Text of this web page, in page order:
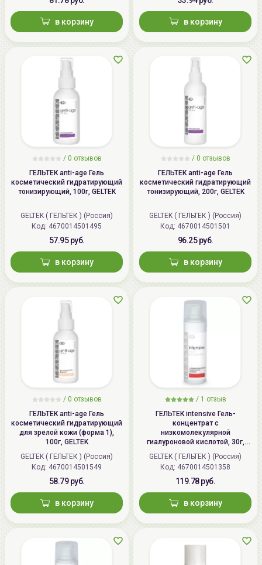
в корзину в корзину
/ 0 отзывов
ГЕЛЬТЕК anti-age Гель
косметический гидратирующий
тонизирующий, 100г, GELTEK
GELTEK ( ГЕЛЬТЕК ) (Россия)
Код: 4670014501495
57.95 руб.
в корзину
/ 0 отзывов
ГЕЛЬТЕК anti-age Гель
косметический гидратирующий
тонизирующий, 200г, GELTEK
GELTEK ( ГЕЛЬТЕК ) (Россия)
Код: 4670014501501
96.25 руб.
в корзину
/ 0 отзывов
ГЕЛЬТЕК anti-age Гель
косметический гидратирующий
для зрелой кожи (форма 1),
100г, GELTEK
GELTEK ( ГЕЛЬТЕК ) (Россия)
Код: 4670014501549
58.79 руб.
в корзину
/ 1 отзыв
ГЕЛЬТЕК intensive Гель-
концентрат с
низкомолекулярной
гиалуроновой кислотой, 30г,
GELTEK ( ГЕЛЬТЕК ) (Россия)
Код: 4670014501358
119.78 руб.
в корзину